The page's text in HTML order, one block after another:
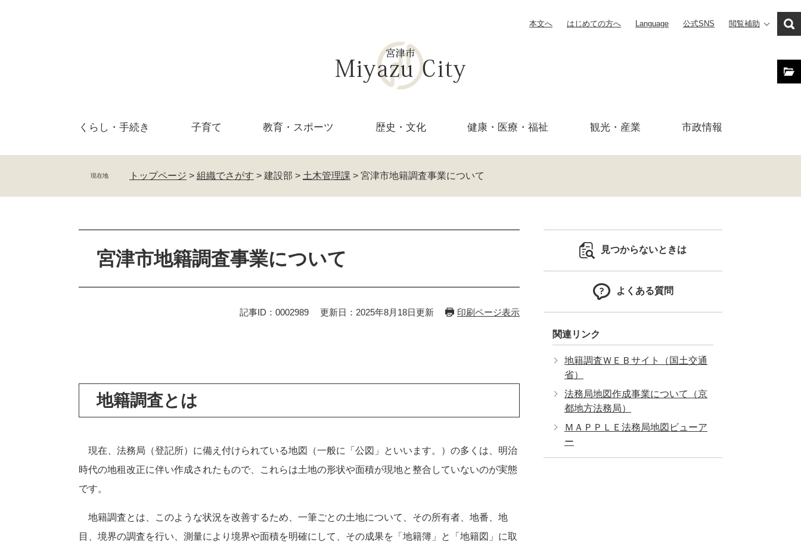
本文へ はじめての方へ Language 公式SNS 閲覧補助
くらし・ 手続き 子育て 教育・ スポーツ 歴史・文化 健康・医療・ 福祉 観光・産業 市政情報
現在地 トップページ > 組織でさがす > 建設部 > 土木管理課 > 宮津市地籍調査事業について
宮津市地籍調査事業について
記事ID：0002989 更新日：2025年8月18日更新 印刷ページ表示
地籍調査とは
現在、法務局（登記所）に備え付けられている地図（一般に「公図」といいます。）の多くは、明治
時代の地租改正に伴い作成されたもので、これらは土地の形状や面積が現地と整合していないのが実態
です。
地籍調査とは、このような状況を改善するため、一筆ごとの土地について、その所有者、地番、地
目、境界の調査を行い、測量により境界や面積を明確にして、その成果を「地籍簿」と「地籍図」に取
見つからないときは
よくある質問
関連リンク
地籍調査ＷＥＢサイト（国土交通
省）
法務局地図作成事業について（京
都地方法務局）
ＭＡＰＰＬＥ法務局地図ビューア
ー